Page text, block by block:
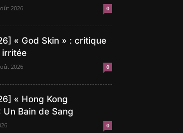
2026 0
« God Skin » : critique
irritée
2026 0
« Hong Kong
Bain de Sang
0